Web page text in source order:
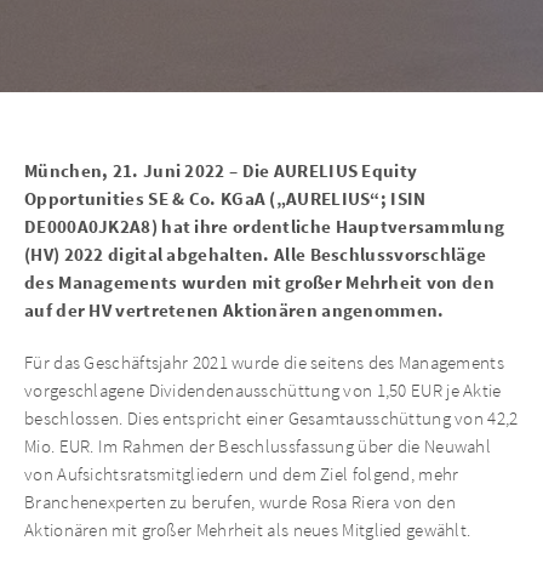
München, 21. Juni 2022 – Die AURELIUS Equity
Opportunities SE & Co. KGaA („AURELIUS“; ISIN
DE000A0JK2A8) hat ihre ordentliche Hauptversammlung
(HV) 2022 digital abgehalten. Alle Beschlussvorschläge
des Managements wurden mit großer Mehrheit von den
auf der HV vertretenen Aktionären angenommen.
Für das Geschäftsjahr 2021 wurde die seitens des Managements
vorgeschlagene Dividendenausschüttung von 1,50 EUR je Aktie
beschlossen. Dies entspricht einer Gesamtausschüttung von 42,2
Mio. EUR. Im Rahmen der Beschlussfassung über die Neuwahl
von Aufsichtsratsmitgliedern und dem Ziel folgend, mehr
Branchenexperten zu berufen, wurde Rosa Riera von den
Aktionären mit großer Mehrheit als neues Mitglied gewählt.